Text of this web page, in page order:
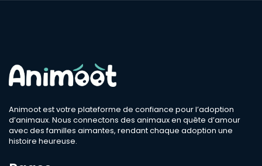
Animoot est votre plateforme de confiance pour l’adoption
d’animaux. Nous connectons des animaux en quête d’amour
avec des familles aimantes, rendant chaque adoption une
histoire heureuse.